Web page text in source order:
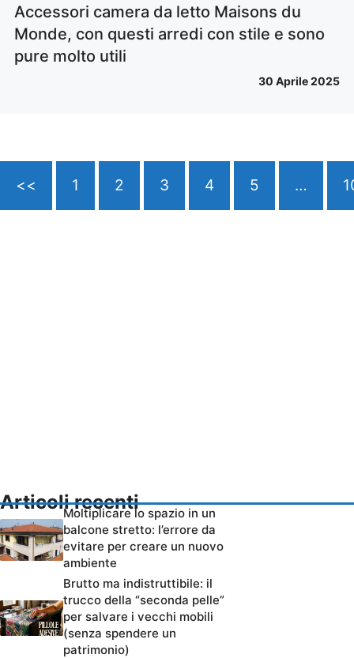
Accessori camera da letto Maisons du
Monde, con questi arredi con stile e sono
pure molto utili
30 Aprile 2025
<< 1 2 3 4 5 …
Articoli recenti
Moltiplicare lo spazio in un
balcone stretto: l’errore da
evitare per creare un nuovo
ambiente
Brutto ma indistruttibile: il
trucco della “seconda pelle”
per salvare i vecchi mobili
(senza spendere un
patrimonio)